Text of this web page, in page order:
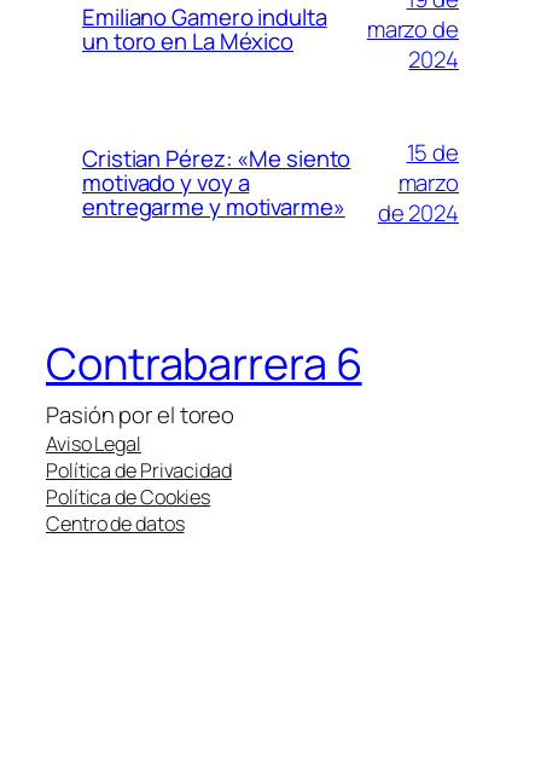
Emiliano Gamero indulta
un toro en La México
marzo de
2024
Cristian Pérez: «Me siento
motivado y voy a
entregarme y motivarme»
15 de
marzo
de 2024
Contrabarrera 6
Pasión por el toreo
Aviso Legal
Política de Privacidad
Política de Cookies
Centro de datos